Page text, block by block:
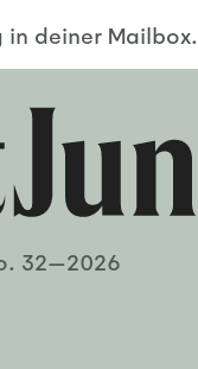
in deiner Mailbox.
32—2026